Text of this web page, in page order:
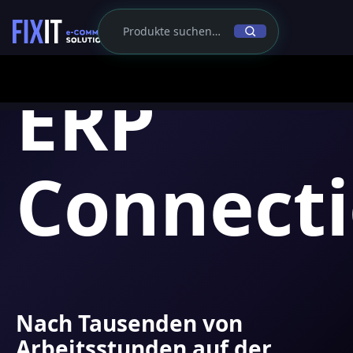
ΕRP
Nach Tausenden von